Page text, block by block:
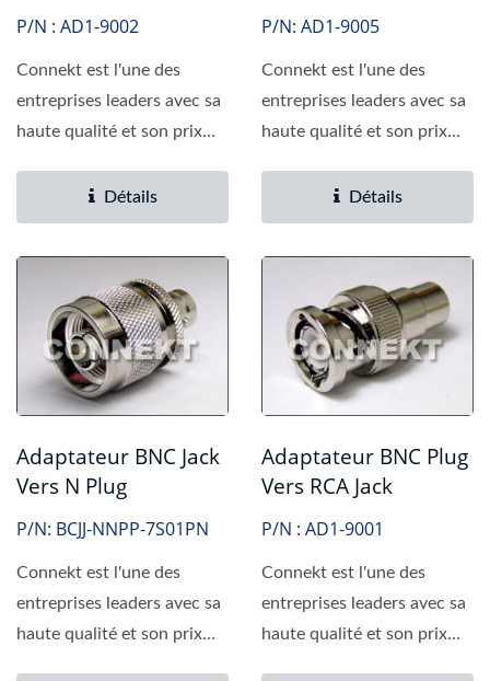
P/N : AD1-9002
Connekt est l'une des
entreprises leaders avec sa
haute qualité et son prix
Détails
P/N: AD1-9005
Connekt est l'une des
entreprises leaders avec sa
haute qualité et son prix
Détails
Adaptateur BNC Jack
Vers N Plug
P/N: BCJJ-NNPP-7S01PN
Connekt est l'une des
entreprises leaders avec sa
haute qualité et son prix
Adaptateur BNC Plug
Vers RCA Jack
P/N : AD1-9001
Connekt est l'une des
entreprises leaders avec sa
haute qualité et son prix